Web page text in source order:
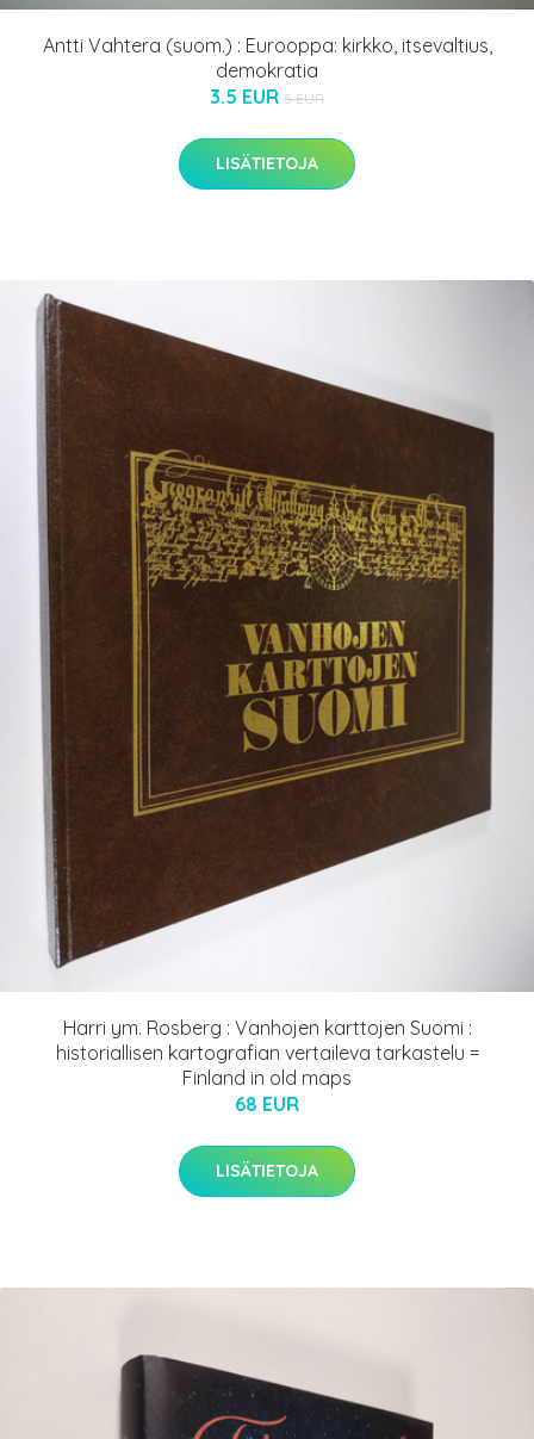
Antti Vahtera (suom.) : Eurooppa: kirkko, itsevaltius,
demokratia
3.5 EUR 5 EUR
LISÄTIETOJA
Harri ym. Rosberg : Vanhojen karttojen Suomi :
historiallisen kartografian vertaileva tarkastelu =
Finland in old maps
68 EUR
LISÄTIETOJA